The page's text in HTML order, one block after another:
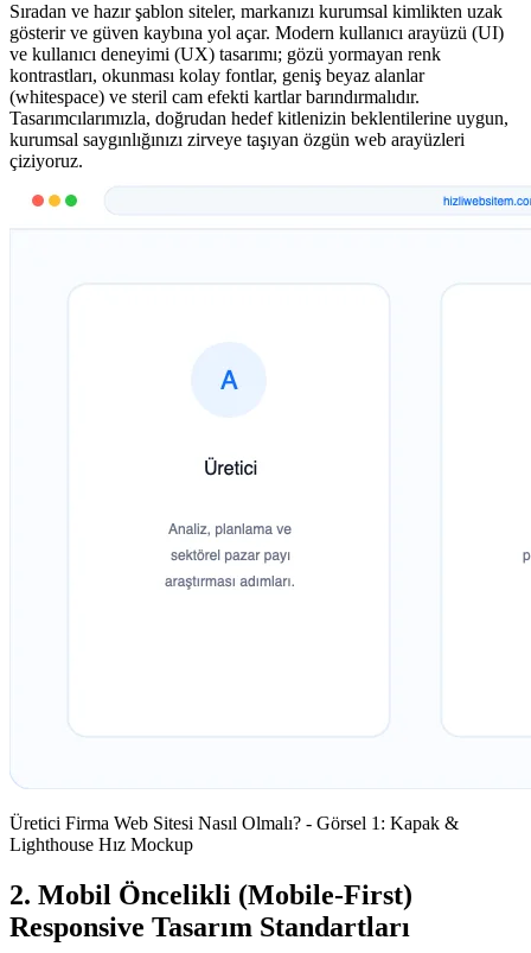
Sıradan ve hazır şablon siteler, markanızı kurumsal kimlikten uzak
gösterir ve güven kaybına yol açar. Modern kullanıcı arayüzü (UI)
ve kullanıcı deneyimi (UX) tasarımı; gözü yormayan renk
kontrastları, okunması kolay fontlar, geniş beyaz alanlar
(whitespace) ve steril cam efekti kartlar barındırmalıdır.
Tasarımcılarımızla, doğrudan hedef kitlenizin beklentilerine uygun,
kurumsal saygınlığınızı zirveye taşıyan özgün web arayüzleri
çiziyoruz.
Üretici Firma Web Sitesi Nasıl Olmalı? - Görsel 1: Kapak &
Lighthouse Hız Mockup
2. Mobil Öncelikli (Mobile-First)
Responsive Tasarım Standartları